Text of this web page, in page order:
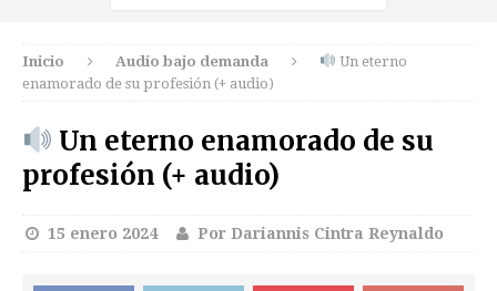
Inicio Audio bajo demanda
Un eterno
enamorado de su profesión (+ audio)
Un eterno enamorado de su
profesión (+ audio)
15 enero 2024 Por Dariannis Cintra Reynaldo